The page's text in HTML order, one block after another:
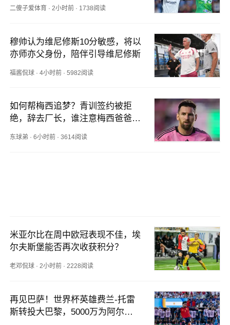
二傻子爱体育 ·2小时前 · 1738阅读
穆帅认为维尼修斯10分敏感，将以
亦师亦父身份，陪伴引导维尼修斯
福酱侃球 ·4小时前 ·5982阅读
如何帮梅西追梦？青训签约被拒
绝，辞去厂长，谁注意梅西爸爸举
东球弟 ·6小时前 ·3614阅读
米亚尔比在周中欧冠表现不佳，埃
尔夫斯堡能否再次收获积分？
老邓侃球 ·2小时前 ·2228阅读
再见巴萨！世界杯英雄费兰-托雷
斯转投大巴黎，5000万为阿尔瓦